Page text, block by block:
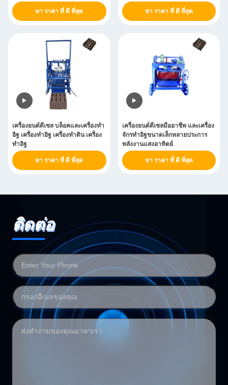
กระดาษกระดาษกระดาษกระดาษ
กระดาษกระดาษกระดาษกระดาษ
กระดาษกระดาษกระดาษกระดาษ
กระดาษกระดาษกระดาษกระดาษ
กระดาษกระดาษกระดาษกระดาษ
กระดาษกระดาษกระดาษกระดาษ
กระดาษกระดาษกระดาษกระดาษ
กระดาษกระดาษกระดาษกระดาษ
กระดาษกระดาษกระดาษกระดาษ
กระดาษกระดาษกระดาษกระดาษ
กระดาษกระดาษกระดาษกระดาษ
กระดาษกระดาษกระดาษกระดาษ
หา ราคา ที่ ดี ที่สุด หา ราคา ที่ ดี ที่สุด
เครื่องยนต์ดีเซล บล็อคและเครื่องทํา
อิฐ เครื่องทําอิฐ เครื่องทําดิน เครื่อง
ทําอิฐ
หา ราคา ที่ ดี ที่สุด
เครื่องยนต์ดีเซลมืออาชีพ และเครื่อง
จักรทําอิฐขนาดเล็กหลายประการ
พลังงานแสงอาทิตย์
หา ราคา ที่ ดี ที่สุด
ติดต่อ